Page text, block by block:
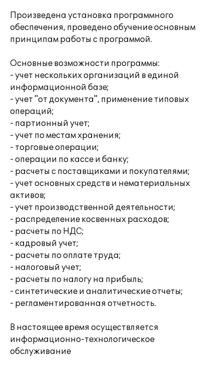
Произведена установка программного
обеспечения, проведено обучение основным
принципам работы с программой.
Основные возможности программы:
- учет нескольких организаций в единой
информационной базе;
- учет "от документа", применение типовых
операций;
- партионный учет;
- учет по местам хранения;
- торговые операции;
- операции по кассе и банку;
- расчеты с поставщиками и покупателями;
- учет основных средств и нематериальных
активов;
- учет производственной деятельности;
- распределение косвенных расходов;
- расчеты по НДС;
- кадровый учет;
- расчеты по оплате труда;
- налоговый учет;
- расчеты по налогу на прибыль;
- синтетические и аналитические отчеты;
- регламентированная отчетность.
В настоящее время осуществляется
информационно-технологическое
обслуживание